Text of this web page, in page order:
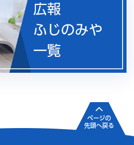
ページの
先頭へ戻る